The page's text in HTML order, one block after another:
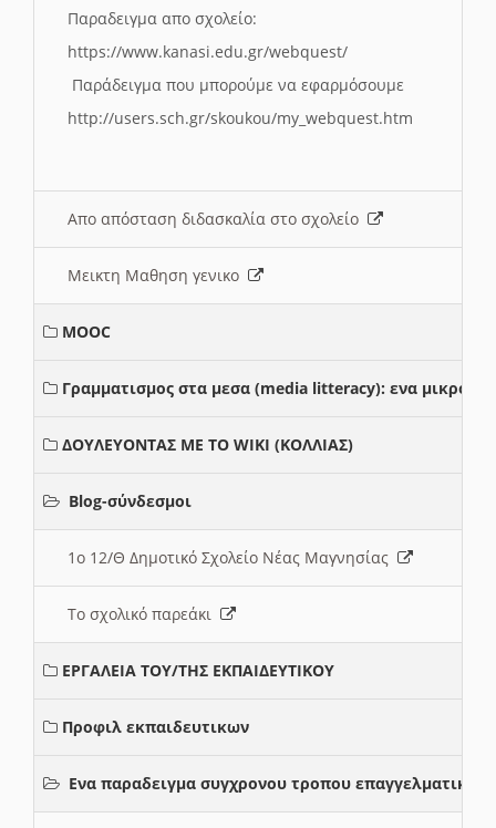
Παραδειγμα απο σχολείο:
https://www.kanasi.edu.gr/webquest/
Παράδειγμα που μπορούμε να εφαρμόσουμε
http://users.sch.gr/skoukou/my_webquest.htm
Απο απόσταση διδασκαλία στο σχολείο
Μεικτη Μαθηση γενικο
MOOC
Γραμματισμος στα μεσα (media litteracy): ενα μικρο
ΔΟΥΛΕΥΟΝΤΑΣ ΜΕ ΤΟ WIKI (ΚΟΛΛΙΑΣ)
Blog-σύνδεσμοι
1ο 12/Θ Δημοτικό Σχολείο Νέας Μαγνησίας
Το σχολικό παρεάκι
ΕΡΓΑΛΕΙΑ ΤΟΥ/ΤΗΣ ΕΚΠΑΙΔΕΥΤΙΚΟΥ
Προφιλ εκπαιδευτικων
Ενα παραδειγμα συγχρονου τροπου